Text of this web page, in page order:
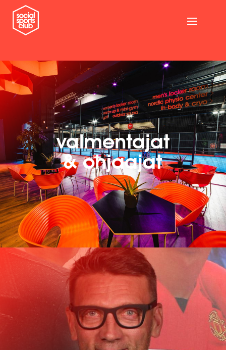
valmentajat
& ohjaajat